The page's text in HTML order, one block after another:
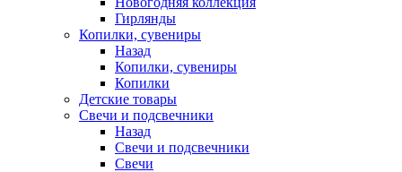
Гирлянды
Копилки, сувениры
Назад
Копилки, сувениры
Копилки
Детские товары
Свечи и подсвечники
Назад
Свечи и подсвечники
Свечи